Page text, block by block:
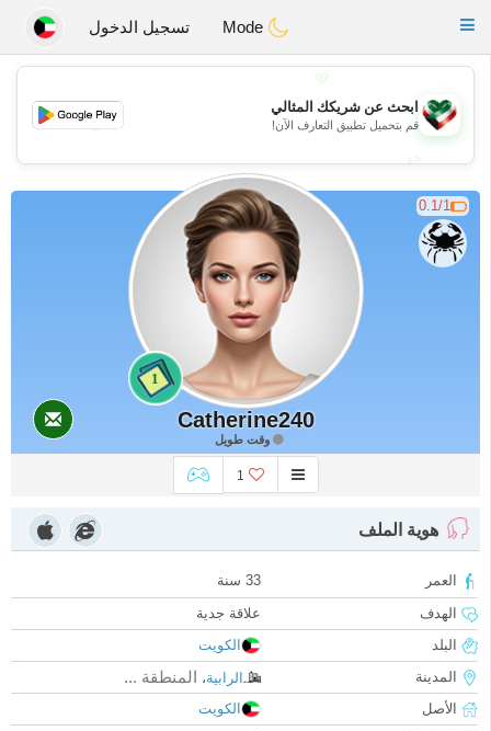
KuwaitChat
Toggle
تسجيل الدخول
💖
💕
ابحث عن شريكك المثالي
قم بتحميل تطبيق التعارف الآن!
0.1/1
1
Catherine240
وقت طويل
1
هوية الملف
العمر
33 سنة
الهدف
علاقة جدية
البلد
الكويت
المدينة
الرابية، المنطقة ...
الأصل
الكويت